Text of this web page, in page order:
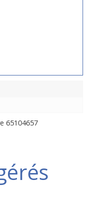
65104657